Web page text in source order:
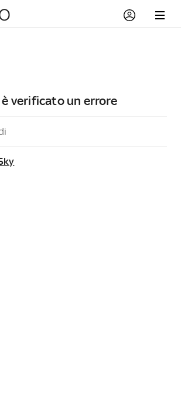
verificato un errore